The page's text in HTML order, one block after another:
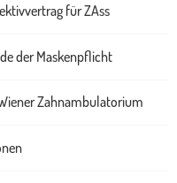
für ZAss
der Maskenpflicht
Zahnambulatorium